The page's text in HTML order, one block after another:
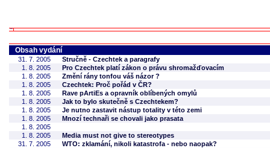
Obsah vydání
31. 7. 2005
Stručně - Czechtek a paragrafy
1. 8. 2005
Pro Czechtek platí zákon o právu shromažďovacím
1. 8. 2005
Změní rány tonfou váš názor ?
1. 8. 2005
Czechtek: Proč pořád v ČR?
1. 8. 2005
Rave pArtiEs a opravník oblíbených omylů
1. 8. 2005
Jak to bylo skutečně s Czechtekem?
1. 8. 2005
Je nutno zastavit nástup totality v této zemi
1. 8. 2005
Mnozí technaři se chovali jako prasata
1. 8. 2005
1. 8. 2005
Media must not give to stereotypes
31. 7. 2005
WTO: zklamání, nikoli katastrofa - nebo naopak?